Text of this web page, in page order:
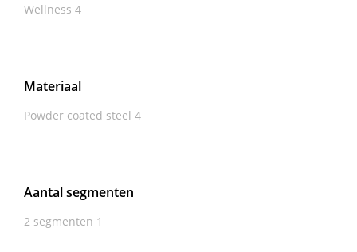
Wellness 4
Materiaal
Powder coated steel 4
Aantal segmenten
2 segmenten 1